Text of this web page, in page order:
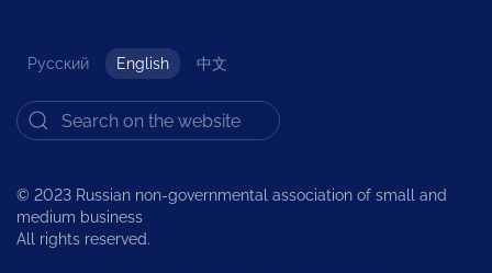
Русский English 中文
© 2023 Russian non-governmental association of small and
medium business
All rights reserved.